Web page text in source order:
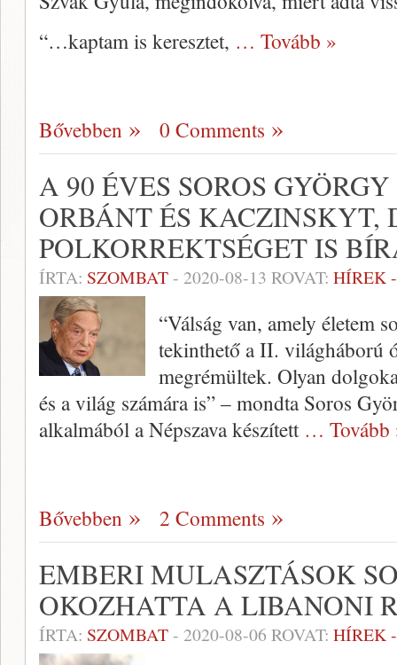
“…kaptam is keresztet, … Tovább »
Bővebben 0 Comments
A 90 ÉVES SOROS
ORBÁNT ÉS KACZINSKYT,
POLKORREKTSÉGET IS
ÍRTA: SZOMBAT- 2020-08-13 ROVAT: HÍREK
“Válság van, amely életem
tekinthető a II. világháború
megrémültek. Olyan
és a világ számára is” – mondta Soros
alkalmából a Népszava készített … Tovább
Bővebben 2 Comments
EMBERI MULASZTÁSOK
OKOZHATTA A LIBANONI
ÍRTA: SZOMBAT- 2020-08-06 ROVAT: HÍREK